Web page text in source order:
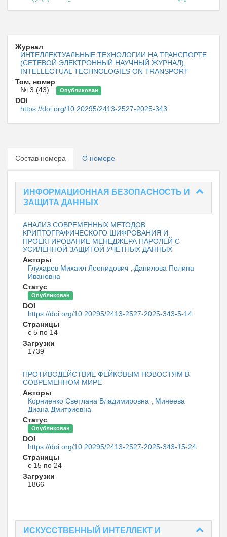
Журнал
ИНТЕЛЛЕКТУАЛЬНЫЕ ТЕХНОЛОГИИ НА ТРАНСПОРТЕ
(СЕТЕВОЙ ЭЛЕКТРОННЫЙ НАУЧНЫЙ ЖУРНАЛ),
INTELLECTUAL TECHNOLOGIES ON TRANSPORT
Том, номер
№ 3 (43)
Опубликован
DOI
https://doi.org/10.20295/2413-2527-2025-343
Состав номера О номере
ИНФОРМАЦИОННАЯ БЕЗОПАСНОСТЬ И
ЗАЩИТА ДАННЫХ
АНАЛИЗ СОВРЕМЕННЫХ МЕТОДОВ
КРИПТОГРАФИЧЕСКОГО ШИФРОВАНИЯ И
ПРОЕКТИРОВАНИЕ МЕНЕДЖЕРА ПАРОЛЕЙ С
УСИЛЕННОЙ ЗАЩИТОЙ УЧЕТНЫХ ДАННЫХ
Авторы
Глухарев Михаил Леонидович , Данилова Полина
Ивановна
Статус
Опубликован
DOI
https://doi.org/10.20295/2413-2527-2025-343-5-14
Страницы
с 5 по 14
Загрузки
1739
ПРОТИВОДЕЙСТВИЕ ФЕЙКОВЫМ НОВОСТЯМ В
СОВРЕМЕННОМ МИРЕ
Авторы
Корниенко Светлана Владимировна , Минеева
Диана Дмитриевна
Статус
Опубликован
DOI
https://doi.org/10.20295/2413-2527-2025-343-15-24
Страницы
с 15 по 24
Загрузки
1866
ИСКУССТВЕННЫЙ ИНТЕЛЛЕКТ И